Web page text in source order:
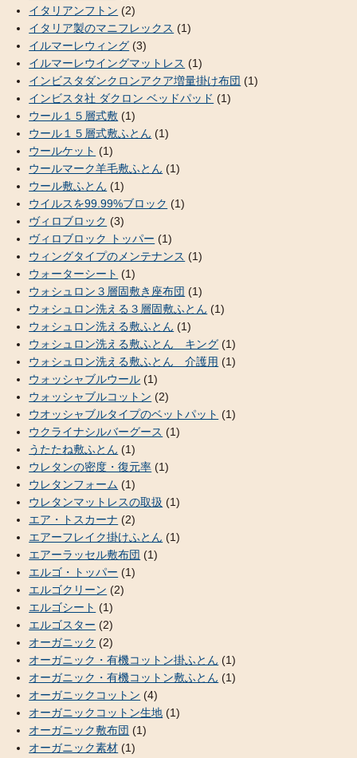
イタリアンフトン (2)
イタリア製のマニフレックス (1)
イルマーレウィング (3)
イルマーレウイングマットレス (1)
インビスタダンクロンアクア増量掛け布団 (1)
インビスタ社 ダクロン ベッドパッド (1)
ウール１５層式敷 (1)
ウール１５層式敷ふとん (1)
ウールケット (1)
ウールマーク羊毛敷ふとん (1)
ウール敷ふとん (1)
ウイルスを99.99%ブロック (1)
ヴィロブロック (3)
ヴィロブロック トッパー (1)
ウィングタイプのメンテナンス (1)
ウォーターシート (1)
ウォシュロン３層固敷き座布団 (1)
ウォシュロン洗える３層固敷ふとん (1)
ウォシュロン洗える敷ふとん (1)
ウォシュロン洗える敷ふとん キング (1)
ウォシュロン洗える敷ふとん 介護用 (1)
ウォッシャブルウール (1)
ウォッシャブルコットン (2)
ウオッシャブルタイプのベットパット (1)
ウクライナシルバーグース (1)
うたたね敷ふとん (1)
ウレタンの密度・復元率 (1)
ウレタンフォーム (1)
ウレタンマットレスの取扱 (1)
エア・トスカーナ (2)
エアーフレイク掛けふとん (1)
エアーラッセル敷布団 (1)
エルゴ・トッパー (1)
エルゴクリーン (2)
エルゴシート (1)
エルゴスター (2)
オーガニック (2)
オーガニック・有機コットン掛ふとん (1)
オーガニック・有機コットン敷ふとん (1)
オーガニックコットン (4)
オーガニックコットン生地 (1)
オーガニック敷布団 (1)
オーガニック素材 (1)